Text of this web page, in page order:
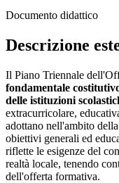
Documento didattico
Descrizione
Il Piano Triennale
fondamentale
delle istituzioni
extracurricolare,
adottano nell'ambito
obiettivi generali ed
riflette le esigenze del
realtà locale, tenendo
dell'offerta formativa.